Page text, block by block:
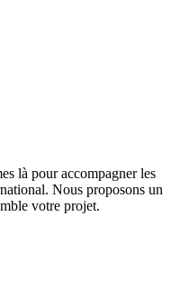
là pour accompagner les
Nous proposons un
votre projet.